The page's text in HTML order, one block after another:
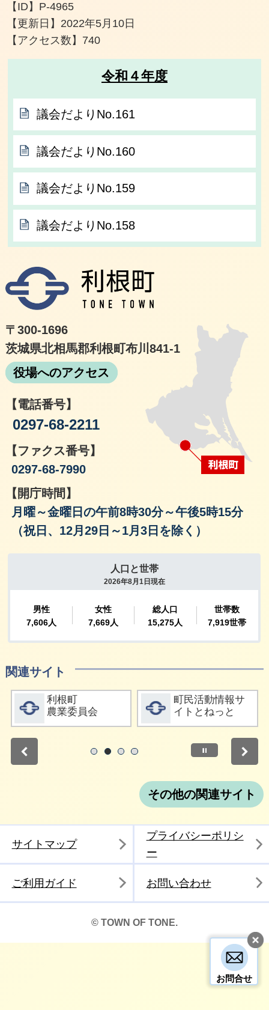
お問合せ
【ID】 P-4965
【更新日】 2022年5月10日
【アクセス数】 740
令和４年度
議会だよりNo.161
議会だよりNo.160
議会だよりNo.159
議会だよりNo.158
〒300-1696
茨城県北相馬郡利根町布川841-1
役場へのアクセス
【電話番号】
0297-68-2211
【ファクス番号】
0297-68-7990
【開庁時間】
月曜～金曜日の午前8時30分～午後5時15分
（祝日、12月29日～1月3日を除く）
関連サイト
詳細をみる
利根町
農業委員会
詳細をみる
町民活動情報サ
イトとねっと
停止
その他の関連サイト
サイトマップ
プライバシーポリシ
ー
ご利用ガイド お問い合わせ
© TOWN OF TONE.